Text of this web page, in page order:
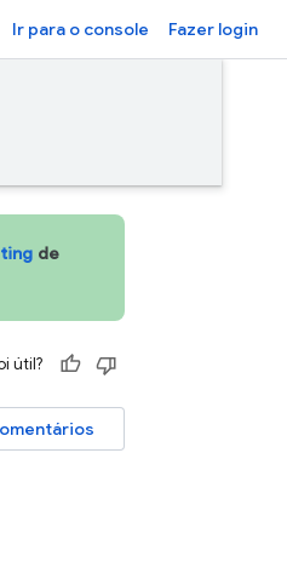
Ir para o console Fazer login
de
útil?